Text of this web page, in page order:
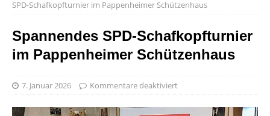
SPD-Schafkopfturnier im Pappenheimer Schützenhaus
Spannendes SPD-Schafkopfturnier
im Pappenheimer Schützenhaus
7. Januar 2026 Kommentare deaktiviert